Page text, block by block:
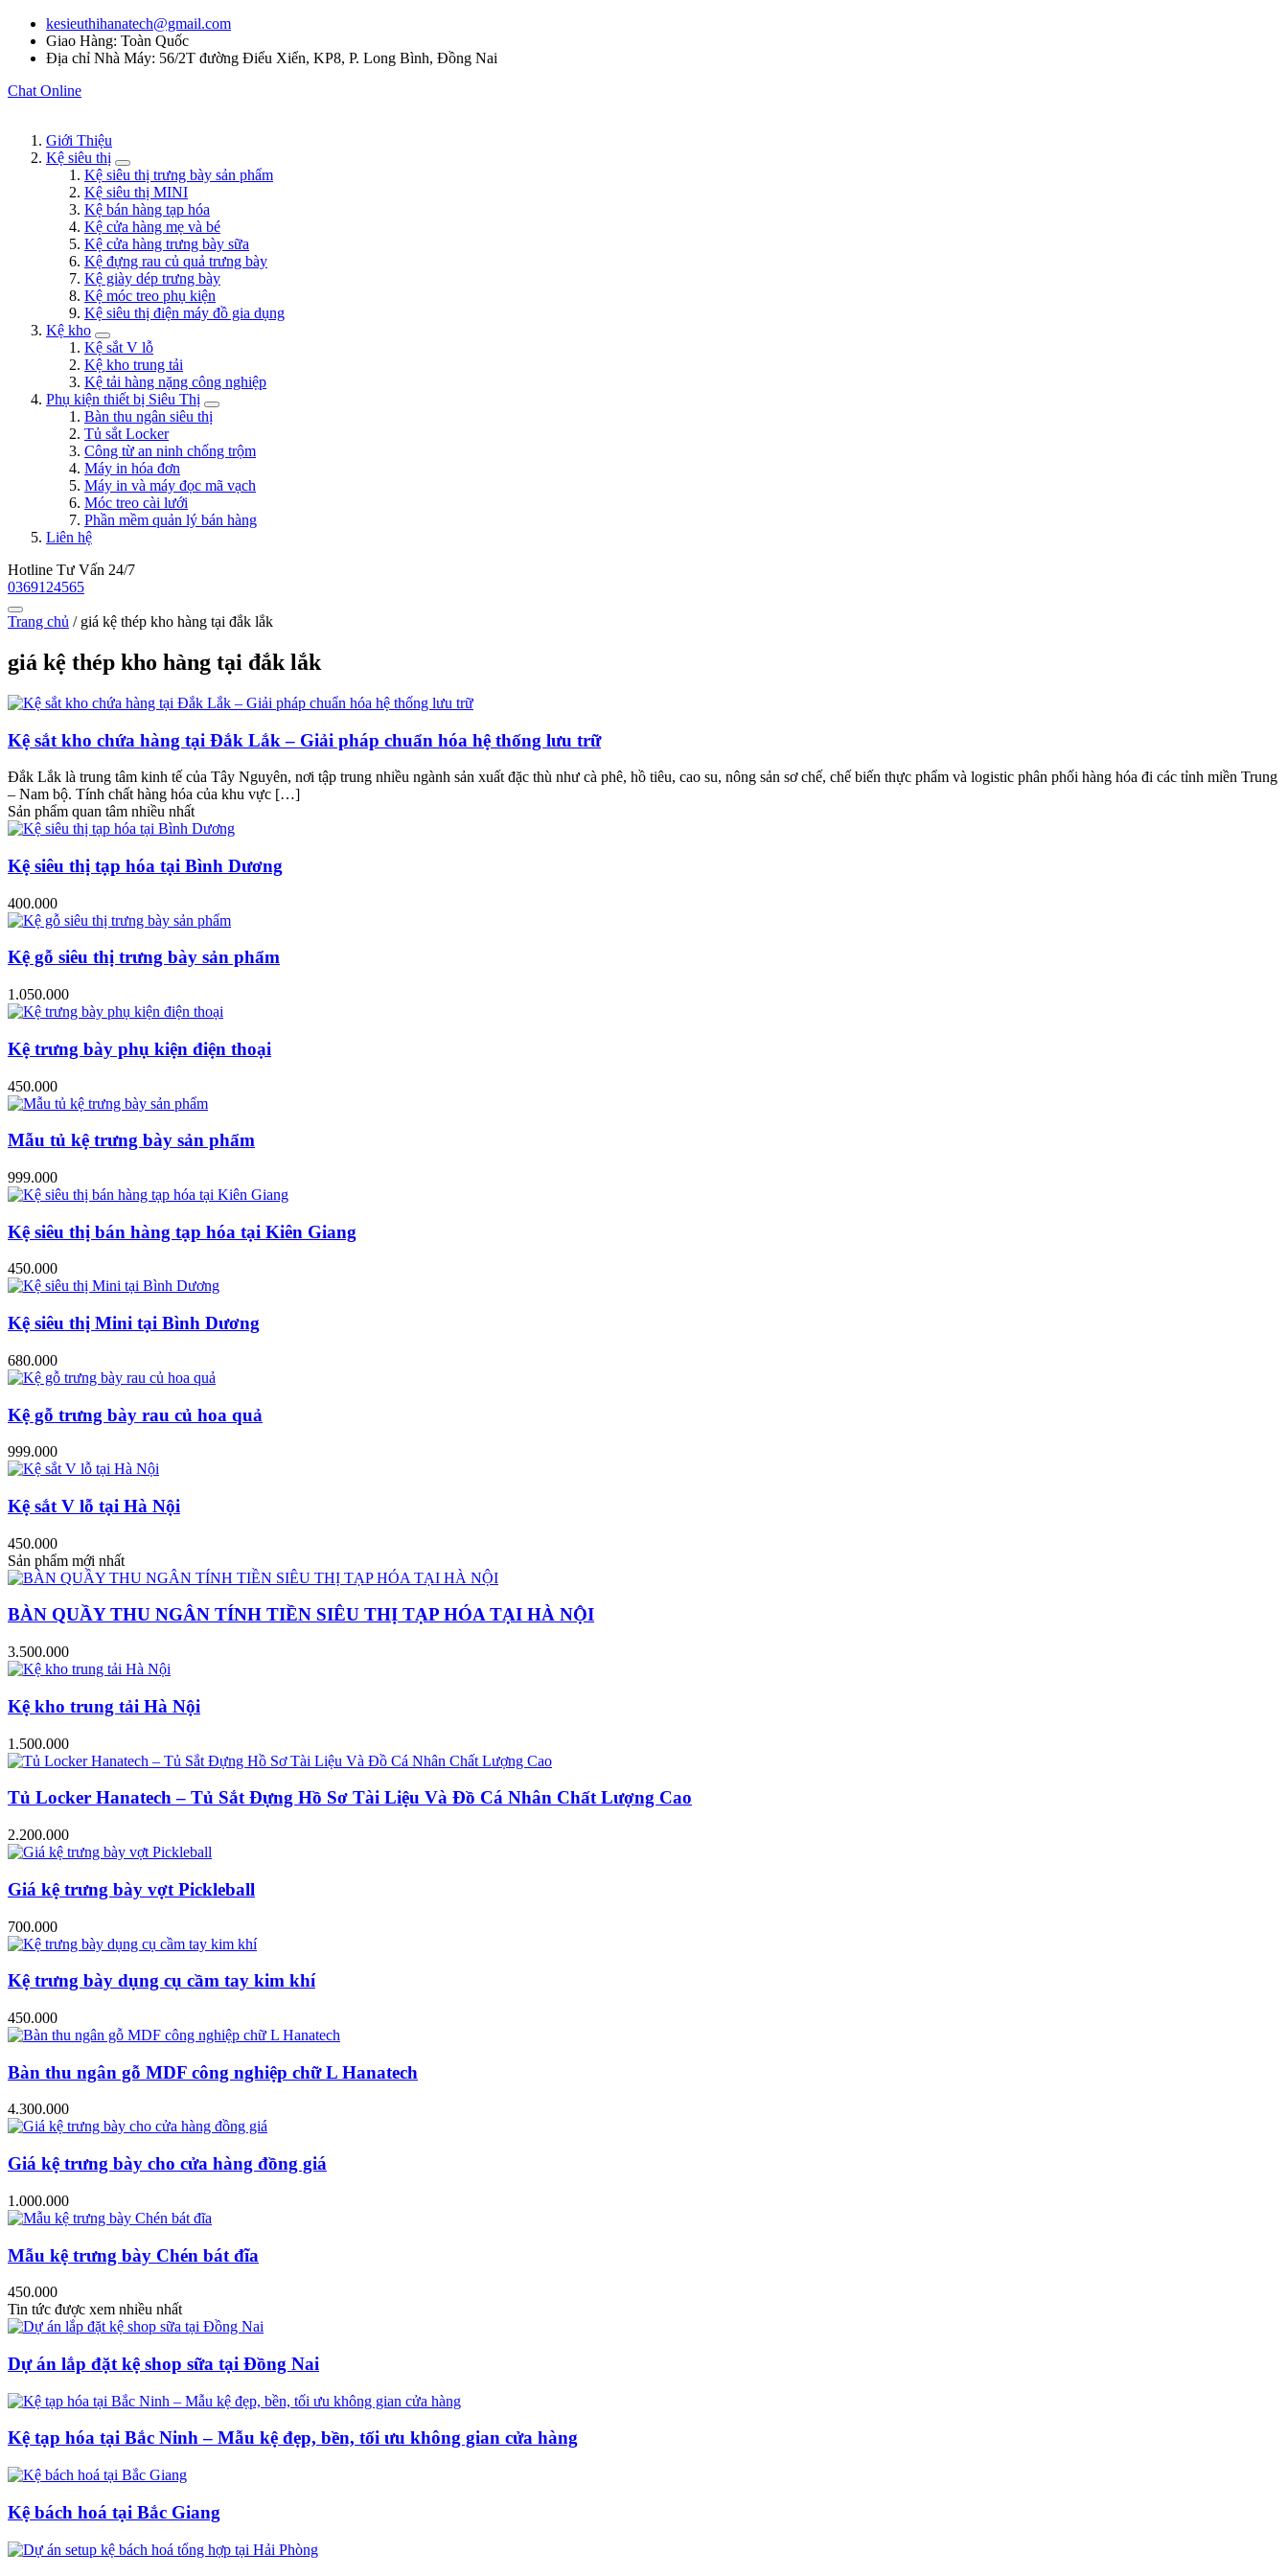
kesieuthihanatech@gmail.com
Giao Hàng: Toàn Quốc
Địa chỉ Nhà Máy: 56/2T đường Điểu Xiển, KP8, P. Long Bình, Đồng Nai
Chat Online
Giới Thiệu
Kệ siêu thị
Kệ siêu thị trưng bày sản phẩm
Kệ siêu thị MINI
Kệ bán hàng tạp hóa
Kệ cửa hàng mẹ và bé
Kệ cửa hàng trưng bày sữa
Kệ đựng rau củ quả trưng bày
Kệ giày dép trưng bày
Kệ móc treo phụ kiện
Kệ siêu thị điện máy đồ gia dụng
Kệ kho
Kệ sắt V lỗ
Kệ kho trung tải
Kệ tải hàng nặng công nghiệp
Phụ kiện thiết bị Siêu Thị
Bàn thu ngân siêu thị
Tủ sắt Locker
Công từ an ninh chống trộm
Máy in hóa đơn
Máy in và máy đọc mã vạch
Móc treo cài lưới
Phần mềm quản lý bán hàng
Liên hệ
Hotline Tư Vấn 24/7
0369124565
Trang chủ / giá kệ thép kho hàng tại đắk lắk
giá kệ thép kho hàng tại đắk lắk
Kệ sắt kho chứa hàng tại Đắk Lắk – Giải pháp chuẩn hóa hệ thống lưu trữ
Đắk Lắk là trung tâm kinh tế của Tây Nguyên, nơi tập trung nhiều ngành sản xuất đặc thù như cà phê, hồ tiêu, cao su, nông sản sơ chế, chế biến thực phẩm và logistic phân phối hàng hóa đi các tỉnh miền Trung
– Nam bộ. Tính chất hàng hóa của khu vực […]
Sản phẩm quan tâm nhiều nhất
Kệ siêu thị tạp hóa tại Bình Dương
400.000
Kệ gỗ siêu thị trưng bày sản phẩm
1.050.000
Kệ trưng bày phụ kiện điện thoại
450.000
Mẫu tủ kệ trưng bày sản phẩm
999.000
Kệ siêu thị bán hàng tạp hóa tại Kiên Giang
450.000
Kệ siêu thị Mini tại Bình Dương
680.000
Kệ gỗ trưng bày rau củ hoa quả
999.000
Kệ sắt V lỗ tại Hà Nội
450.000
Sản phẩm mới nhất
BÀN QUẦY THU NGÂN TÍNH TIỀN SIÊU THỊ TẠP HÓA TẠI HÀ NỘI
3.500.000
Kệ kho trung tải Hà Nội
1.500.000
Tủ Locker Hanatech – Tủ Sắt Đựng Hồ Sơ Tài Liệu Và Đồ Cá Nhân Chất Lượng Cao
2.200.000
Giá kệ trưng bày vợt Pickleball
700.000
Kệ trưng bày dụng cụ cầm tay kim khí
450.000
Bàn thu ngân gỗ MDF công nghiệp chữ L Hanatech
4.300.000
Giá kệ trưng bày cho cửa hàng đồng giá
1.000.000
Mẫu kệ trưng bày Chén bát đĩa
450.000
Tin tức được xem nhiều nhất
Dự án lắp đặt kệ shop sữa tại Đồng Nai
Kệ tạp hóa tại Bắc Ninh – Mẫu kệ đẹp, bền, tối ưu không gian cửa hàng
Kệ bách hoá tại Bắc Giang